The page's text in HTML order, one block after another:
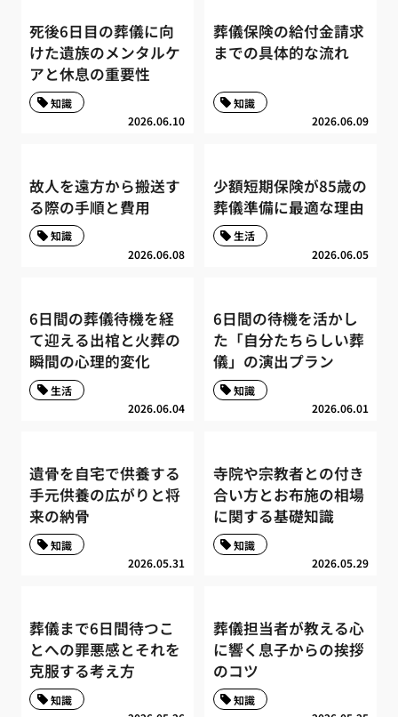
死後6日目の葬儀に向
けた遺族のメンタルケ
アと休息の重要性
2026.06.10
知識
葬儀保険の給付金請求
までの具体的な流れ
2026.06.09
知識
故人を遠方から搬送す
る際の手順と費用
2026.06.08
知識
少額短期保険が85歳の
葬儀準備に最適な理由
2026.06.05
生活
6日間の葬儀待機を経
て迎える出棺と火葬の
瞬間の心理的変化
2026.06.04
生活
6日間の待機を活かし
た「自分たちらしい葬
儀」の演出プラン
2026.06.01
知識
遺骨を自宅で供養する
手元供養の広がりと将
来の納骨
2026.05.31
知識
寺院や宗教者との付き
合い方とお布施の相場
に関する基礎知識
2026.05.29
知識
葬儀まで6日間待つこ
とへの罪悪感とそれを
克服する考え方
知識
葬儀担当者が教える心
に響く息子からの挨拶
のコツ
知識